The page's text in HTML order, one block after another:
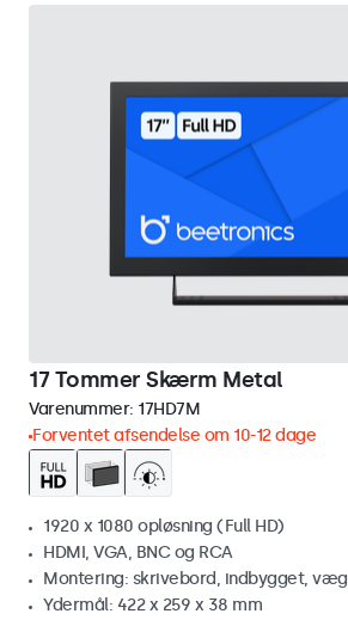
17 Tommer Skærm Metal
Varenummer: 17HD7M
Forventet afsendelse om 10-12 dage
1920 x 1080 opløsning (Full HD)
HDMI, VGA, BNC og RCA
Montering: skrivebord, indbygget, væg
Ydermål: 422 x 259 x 38 mm